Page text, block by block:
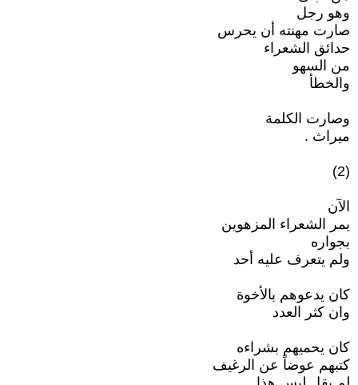
وهو رجل
صارت مهنته أن يحرس
حدائق الشعراء
من السهو
والخطأ
وصارت الكلمة
ميراث .
(2)
الآن
يمر الشعراء المزهوين
بجواره
ولم يتعرف عليه أحد
كان يدعوهم بالأخوة
وان كثر العدد
كان يحميهم بشراءه
كتبهم عوضاً عن الرغيف